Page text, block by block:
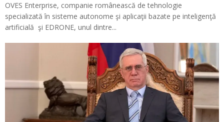
OVES Enterprise, companie românească de tehnologie
specializată în sisteme autonome şi aplicaţii bazate pe inteligenţă
artificială şi EDRONE, unul dintre...